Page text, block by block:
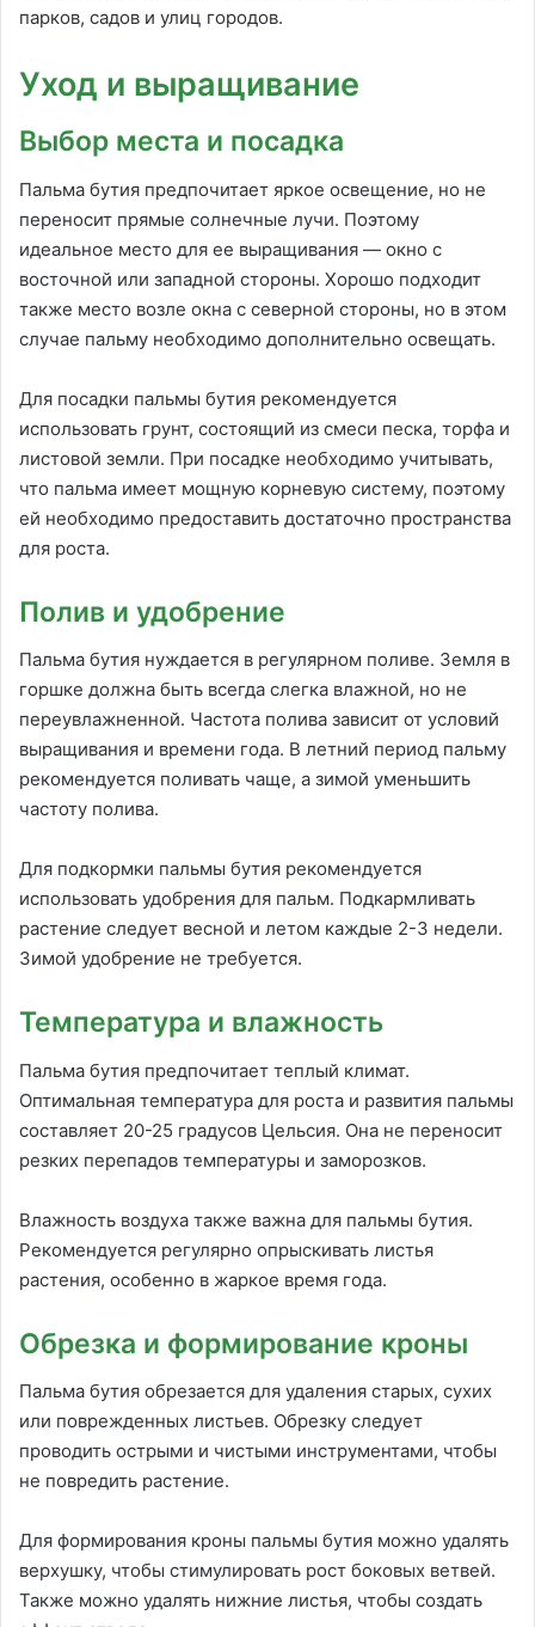
парков, садов и улиц городов.
Уход и выращивание
Выбор места и посадка
Пальма бутия предпочитает яркое освещение, но не
переносит прямые солнечные лучи. Поэтому
идеальное место для ее выращивания — окно с
восточной или западной стороны. Хорошо подходит
также место возле окна с северной стороны, но в этом
случае пальму необходимо дополнительно освещать.
Для посадки пальмы бутия рекомендуется
использовать грунт, состоящий из смеси песка, торфа и
листовой земли. При посадке необходимо учитывать,
что пальма имеет мощную корневую систему, поэтому
ей необходимо предоставить достаточно пространства
для роста.
Полив и удобрение
Пальма бутия нуждается в регулярном поливе. Земля в
горшке должна быть всегда слегка влажной, но не
переувлажненной. Частота полива зависит от условий
выращивания и времени года. В летний период пальму
рекомендуется поливать чаще, а зимой уменьшить
частоту полива.
Для подкормки пальмы бутия рекомендуется
использовать удобрения для пальм. Подкармливать
растение следует весной и летом каждые 2-3 недели.
Зимой удобрение не требуется.
Температура и влажность
Пальма бутия предпочитает теплый климат.
Оптимальная температура для роста и развития пальмы
составляет 20-25 градусов Цельсия. Она не переносит
резких перепадов температуры и заморозков.
Влажность воздуха также важна для пальмы бутия.
Рекомендуется регулярно опрыскивать листья
растения, особенно в жаркое время года.
Обрезка и формирование кроны
Пальма бутия обрезается для удаления старых, сухих
или поврежденных листьев. Обрезку следует
проводить острыми и чистыми инструментами, чтобы
не повредить растение.
Для формирования кроны пальмы бутия можно удалять
верхушку, чтобы стимулировать рост боковых ветвей.
Также можно удалять нижние листья, чтобы создать